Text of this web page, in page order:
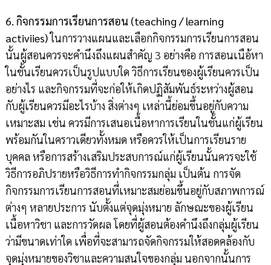
6. กิจกรรมการเรียนการสอน (teaching / learning
activiies)ในการวางแผนและเลือกกิจกรรมการเรียนการสอน
นั้นผู้สอนควรจะคำนึงถึงแผนสำคัญ 3 อย่างคือ การสอนเนือ้หา
ในชั้นเรียนควรเป็นรูปแบบใด วิธีการเรียนของผู้เรียนควรเป็น
อย่างไร และกิจกรรมที่จะก่อให้เกิดปฏิสัมพันธ์ระหว่างผู้สอน
กับผู้เรียนควรมีอะไรบ้าง สิ่งต่างๆ เหล่านี้ย่อมขึ้นอยู่กับความ
เหมาะสม เช่น ควรมีการเสนอเนื้อหาการเรียนในชั้นแก่ผู้เรียน
พร้อมกันในคราวเดียวทั้งหมด หรือควรให้เป็นการเรียนราย
บุคคล หรือการสร้างเสริมประสบการณ์แก่ผู้เรียนนั้นควรจะใช้
วิธีการอภิปรายหรือวิธีการทำกิจกรรมกลุ่ม เป็นต้น การจัด
กิจกรรมการเรียนการสอนที่เหมาะสมย่อมขึ้นอยู่กับสภาพการณ์
ต่างๆ หลายประการ นับตั้งแต่จุดมุ่งหมาย ลักษณะของผู้เรียน
เนื้อหาวิชา และการวัดผล โดยที่ผู้สอนต้องคำนึงถึงกลุ่มผู้เรียน
ว่ามีขนาดเท่าใด เพื่อที่จะสามารถจัดกิจกรรมให้สอดคล้องกับ
จุดมุ่งหมายของวิชาและความสนใจของกลุ่ม นอกจากนั้นการ